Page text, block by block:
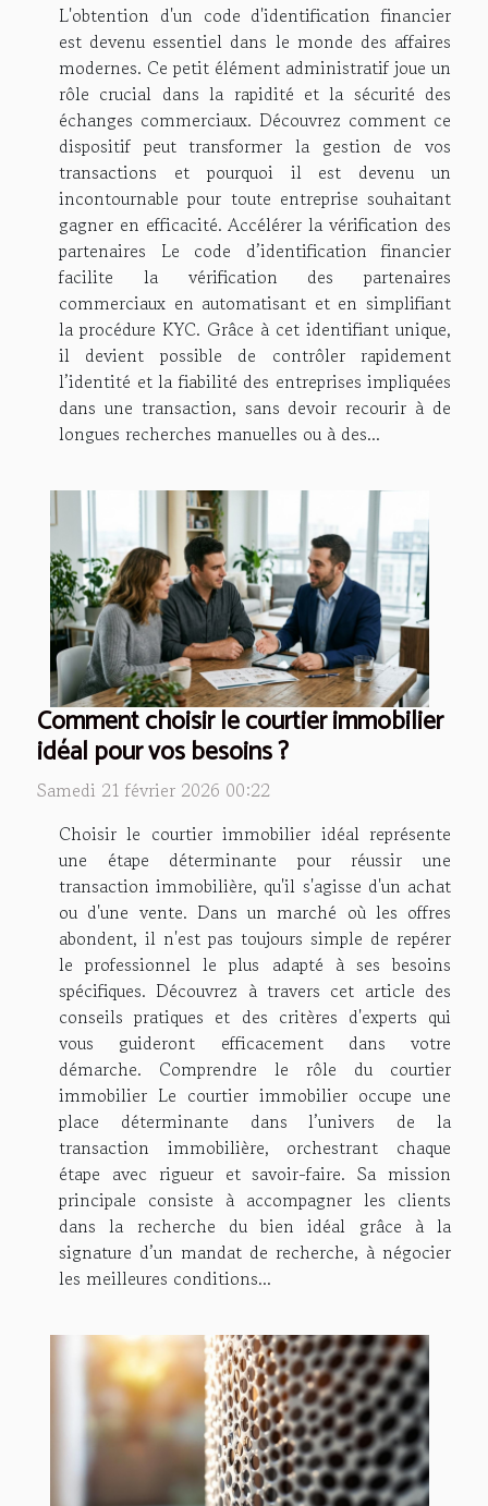
L'obtention d'un code d'identification financier
est devenu essentiel dans le monde des affaires
modernes. Ce petit élément administratif joue un
rôle crucial dans la rapidité et la sécurité des
échanges commerciaux. Découvrez comment ce
dispositif peut transformer la gestion de vos
transactions et pourquoi il est devenu un
incontournable pour toute entreprise souhaitant
gagner en efficacité. Accélérer la vérification des
partenaires Le code d’identification financier
facilite la vérification des partenaires
commerciaux en automatisant et en simplifiant
la procédure KYC. Grâce à cet identifiant unique,
il devient possible de contrôler rapidement
l’identité et la fiabilité des entreprises impliquées
dans une transaction, sans devoir recourir à de
longues recherches manuelles ou à des...
Comment choisir le courtier immobilier
idéal pour vos besoins ?
Samedi 21 février 2026 00:22
Choisir le courtier immobilier idéal représente
une étape déterminante pour réussir une
transaction immobilière, qu'il s'agisse d'un achat
ou d'une vente. Dans un marché où les offres
abondent, il n'est pas toujours simple de repérer
le professionnel le plus adapté à ses besoins
spécifiques. Découvrez à travers cet article des
conseils pratiques et des critères d'experts qui
vous guideront efficacement dans votre
démarche. Comprendre le rôle du courtier
immobilier Le courtier immobilier occupe une
place déterminante dans l’univers de la
transaction immobilière, orchestrant chaque
étape avec rigueur et savoir-faire. Sa mission
principale consiste à accompagner les clients
dans la recherche du bien idéal grâce à la
signature d’un mandat de recherche, à négocier
les meilleures conditions...